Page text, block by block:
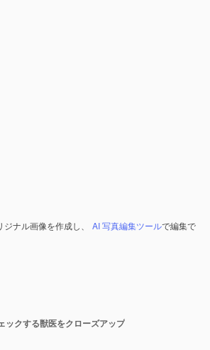
ジナル画像を作成し、 AI 写真編集ツールで編集で
ックする獣医をクローズアップ